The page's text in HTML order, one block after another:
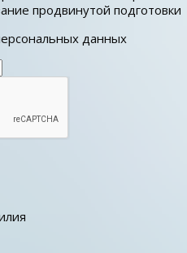
продвинутой подготовки
данных